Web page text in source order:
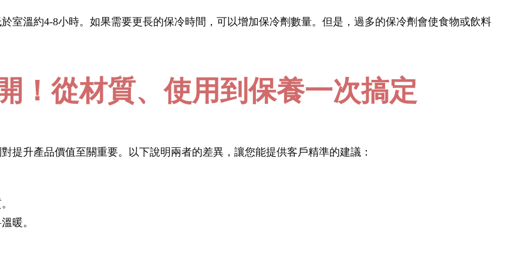
室溫約4-8小時。如果需要更長的保冷時間，可以增加保冷劑數量。但是，過多的保冷劑會使食物或飲料
！從材質、使用到保養一次搞定
提升產品價值至關重要。以下說明兩者的差異，讓您能提供客戶精準的建議：
暖。